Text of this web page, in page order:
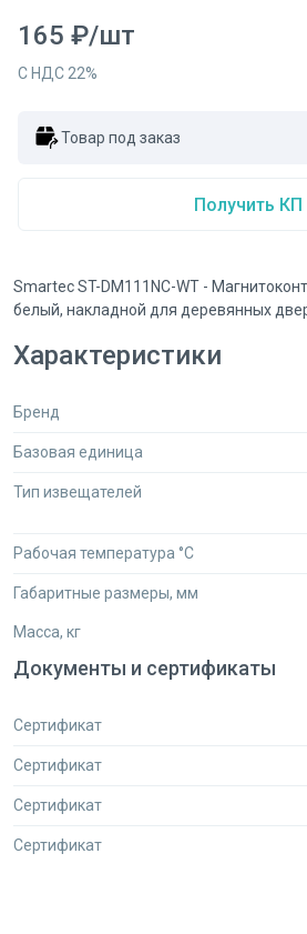
165 ₽/шт
С НДС 22%
Товар под заказ
Получить КП
Smartec ST-DM111NC-WT -
белый, накладной для деревянных
Характеристики
Бренд
Базовая единица
Тип извещателей
Рабочая температура °C
Габаритные размеры, мм
Масса, кг
Документы и сертификаты
Сертификат
Сертификат
Сертификат
Сертификат